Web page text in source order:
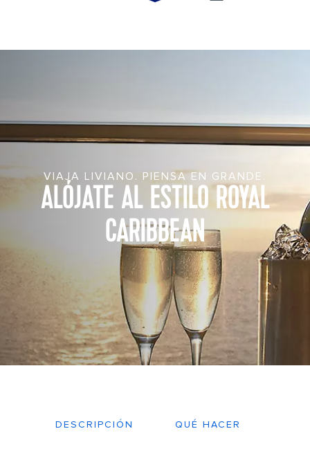
VIAJA LIVIANO. PIENSA EN GRANDE.
ALÓJATE AL ESTILO ROYAL
CARIBBEAN
DESCRIPCIÓN QUÉ HACER